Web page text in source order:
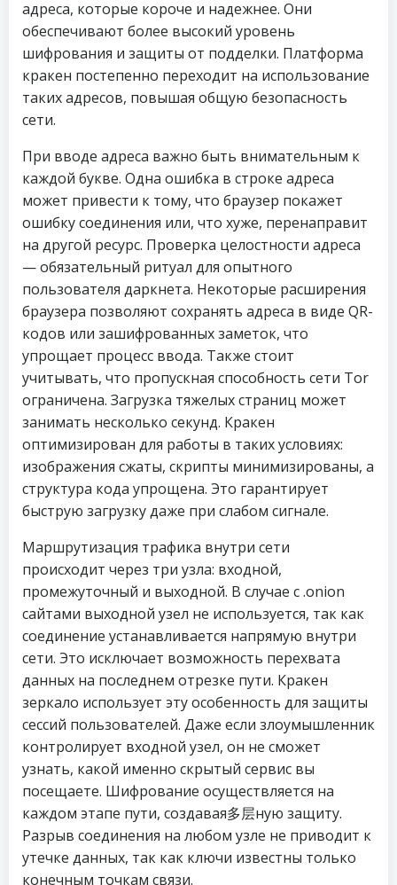
адреса, которые короче и надежнее. Они
обеспечивают более высокий уровень
шифрования и защиты от подделки. Платформа
кракен постепенно переходит на использование
таких адресов, повышая общую безопасность
сети.
При вводе адреса важно быть внимательным к
каждой букве. Одна ошибка в строке адреса
может привести к тому, что браузер покажет
ошибку соединения или, что хуже, перенаправит
на другой ресурс. Проверка целостности адреса
— обязательный ритуал для опытного
пользователя даркнета. Некоторые расширения
браузера позволяют сохранять адреса в виде QR-
кодов или зашифрованных заметок, что
упрощает процесс ввода. Также стоит
учитывать, что пропускная способность сети Tor
ограничена. Загрузка тяжелых страниц может
занимать несколько секунд. Кракен
оптимизирован для работы в таких условиях:
изображения сжаты, скрипты минимизированы, а
структура кода упрощена. Это гарантирует
быструю загрузку даже при слабом сигнале.
Маршрутизация трафика внутри сети
происходит через три узла: входной,
промежуточный и выходной. В случае с .onion
сайтами выходной узел не используется, так как
соединение устанавливается напрямую внутри
сети. Это исключает возможность перехвата
данных на последнем отрезке пути. Кракен
зеркало использует эту особенность для защиты
сессий пользователей. Даже если злоумышленник
контролирует входной узел, он не сможет
узнать, какой именно скрытый сервис вы
посещаете. Шифрование осуществляется на
каждом этапе пути, создавая多层ную защиту.
Разрыв соединения на любом узле не приводит к
утечке данных, так как ключи известны только
конечным точкам связи.